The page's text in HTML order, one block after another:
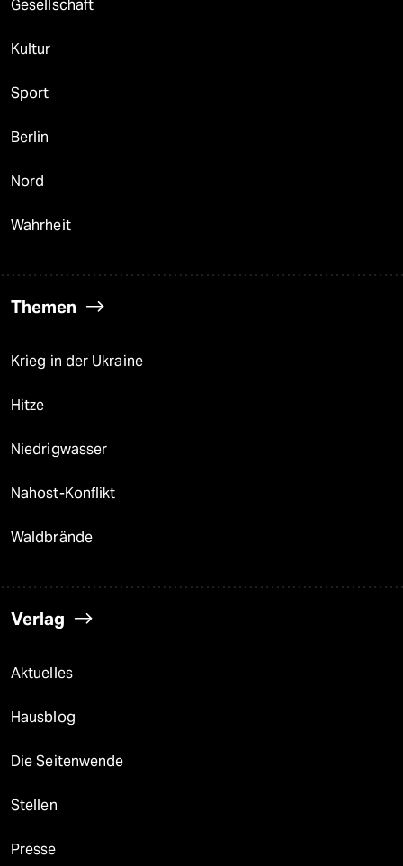
Gesellschaft
Kultur
Sport
Berlin
Nord
Wahrheit
Themen
Krieg in der Ukraine
Hitze
Niedrigwasser
Nahost-Konflikt
Waldbrände
Verlag
Aktuelles
Hausblog
Die Seitenwende
Stellen
Presse